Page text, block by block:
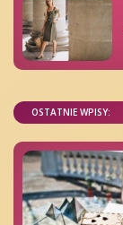
OSTATNIE WPISY: